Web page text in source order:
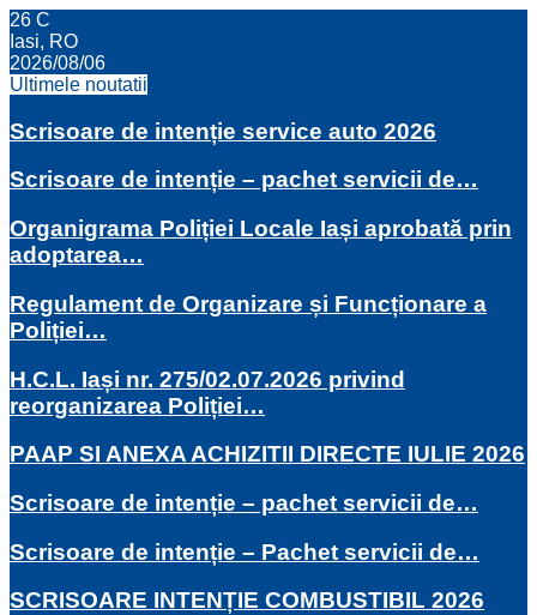
26 C
Iasi, RO
2026/08/06
Ultimele noutatii
Scrisoare de intenție service auto 2026
Scrisoare de intenție – pachet servicii de…
Organigrama Poliției Locale Iași aprobată prin
adoptarea…
Regulament de Organizare și Funcționare a
Poliției…
H.C.L. Iași nr. 275/02.07.2026 privind
reorganizarea Poliției…
PAAP SI ANEXA ACHIZITII DIRECTE IULIE 2026
Scrisoare de intenție – pachet servicii de…
Scrisoare de intenție – Pachet servicii de…
SCRISOARE INTENȚIE COMBUSTIBIL 2026